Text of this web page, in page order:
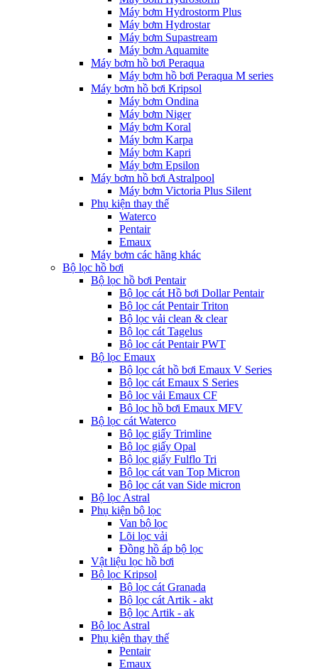
Máy bơm Hydrostorm Plus
Máy bơm Hydrostar
Máy bơm Supastream
Máy bơm Aquamite
Máy bơm hồ bơi Peraqua
Máy bơm hồ bơi Peraqua M series
Máy bơm hồ bơi Kripsol
Máy bơm Ondina
Máy bơm Niger
Máy bơm Koral
Máy bơm Karpa
Máy bơm Kapri
Máy bơm Epsilon
Máy bơm hồ bơi Astralpool
Máy bơm Victoria Plus Silent
Phụ kiện thay thế
Waterco
Pentair
Emaux
Máy bơm các hãng khác
Bộ lọc hồ bơi
Bộ lọc hồ bơi Pentair
Bộ lọc cát Hồ bơi Dollar Pentair
Bộ lọc cát Pentair Triton
Bộ lọc vải clean & clear
Bộ lọc cát Tagelus
Bộ lọc cát Pentair PWT
Bộ lọc Emaux
Bộ lọc cát hồ bơi Emaux V Series
Bộ lọc cát Emaux S Series
Bộ lọc vải Emaux CF
Bô lọc hồ bơi Emaux MFV
Bộ lọc cát Waterco
Bộ lọc giấy Trimline
Bộ lọc giấy Opal
Bộ lọc giấy Fulflo Tri
Bộ lọc cát van Top Micron
Bộ lọc cát van Side micron
Bộ lọc Astral
Phụ kiện bộ lọc
Van bộ lọc
Lõi lọc vải
Đồng hồ áp bộ lọc
Vật liệu lọc hồ bơi
Bộ lọc Kripsol
Bộ lọc cát Granada
Bộ lọc cát Artik - akt
Bộ lọc Artik - ak
Bộ lọc Astral
Phụ kiện thay thế
Pentair
Emaux